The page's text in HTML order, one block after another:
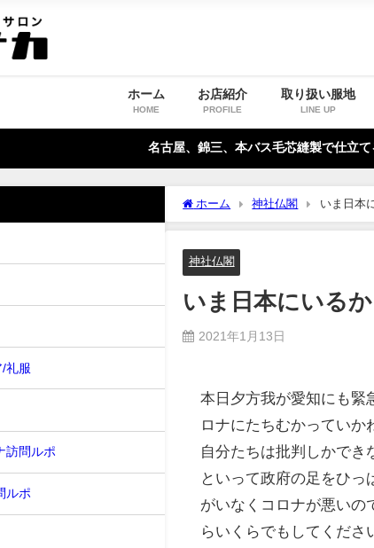
ホーム
HOME
お店紹介
PROFILE
取り扱い服地
LINE UP
名古屋、錦三、本バス毛芯縫製で仕立
ホーム 神社仏閣 いま日本
神社仏閣
いま日本にいるか
2021年1月13日
本日夕方我が愛知にも緊
ロナにたちむかっていか
自分たちは批判しかでき
といって政府の足をひっ
がいなくコロナが悪いの
らいくらでもしてくださ
礼服
訪問ルポ
ルポ